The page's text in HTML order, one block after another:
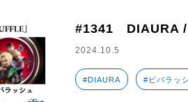
#1341 DIAURA /
2024.10.5
#DIAURA #ビバラッ